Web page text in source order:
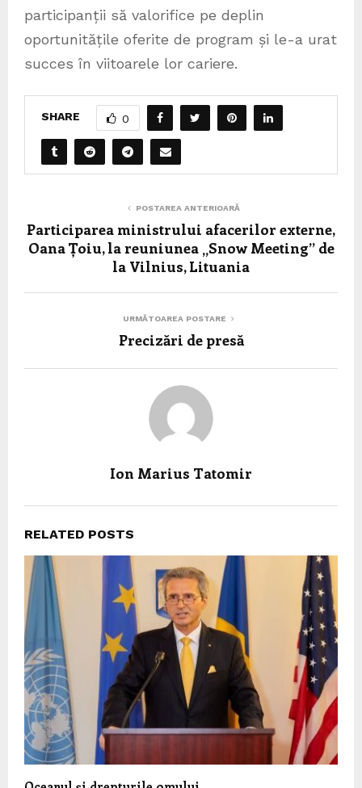
participanții să valorifice pe deplin
oportunitățile oferite de program și le-a urat
succes în viitoarele lor cariere.
SHARE 0
POSTAREA ANTERIOARĂ
Participarea ministrului afacerilor externe,
Oana Țoiu, la reuniunea „Snow Meeting” de
la Vilnius, Lituania
URMĂTOAREA POSTARE
Precizări de presă
Ion Marius Tatomir
RELATED POSTS